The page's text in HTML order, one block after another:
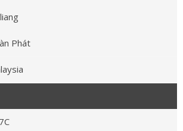
Phát